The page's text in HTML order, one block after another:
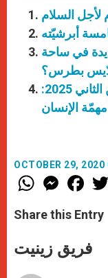
لأجل السلام
في ساحة
بطرس؟
عناوين نشرة الأربعاء 19 تشرين الثاني 2025:
مهمّة الإنسان
OCTOBER 29, 2020
W
h
t
s
p
p
M
e
s
e
g
e
F
a
e
b
o
k
Share this Entry
فريق زينيت